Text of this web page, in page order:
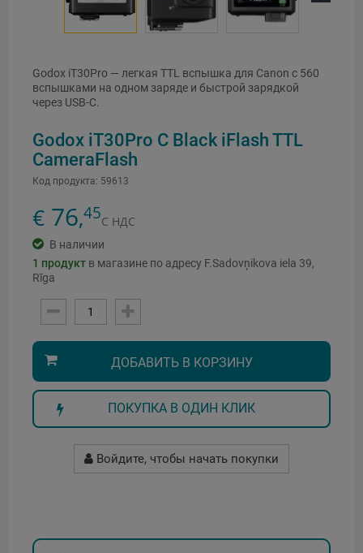
Godox iT30Pro — легкая TTL вспышка для Canon с 560
вспышками на одном заряде и быстрой зарядкой
через USB-C.
Godox iT30Pro C Black iFlash TTL
CameraFlash
Код продукта: 59613
€ 76,45С НДС
В наличии
1 продукт в магазине по адресу F.Sadovņikova iela 39,
Rīga
ДОБАВИТЬ В КОРЗИНУ
ПОКУПКА В ОДИН КЛИК
Войдите, чтобы начать покупки